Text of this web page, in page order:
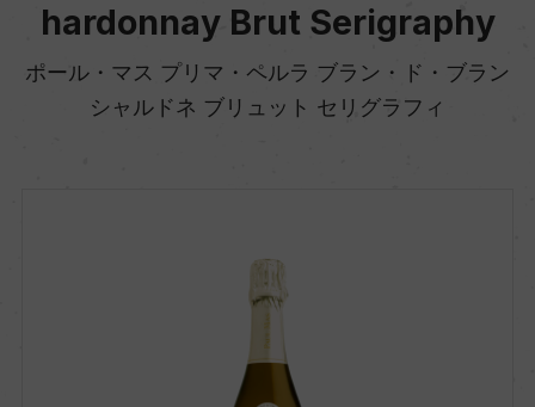
hardonnay Brut Serigraphy
ポール・マス プリマ・ペルラ ブラン・ド・ブラン
シャルドネ ブリュット セリグラフィ